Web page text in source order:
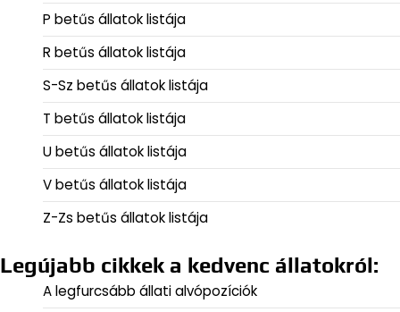
P betűs állatok listája
R betűs állatok listája
S-Sz betűs állatok listája
T betűs állatok listája
U betűs állatok listája
V betűs állatok listája
Z-Zs betűs állatok listája
Legújabb cikkek a kedvenc állatokról:
A legfurcsább állati alvópozíciók